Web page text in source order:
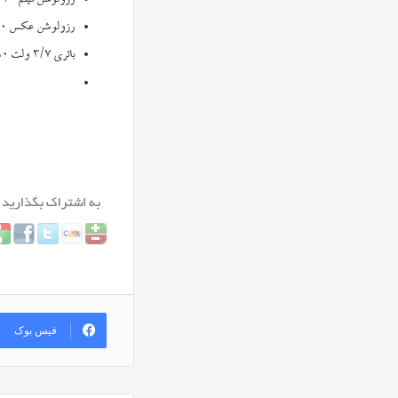
رزولوشن عکس ۱۲۸۰ × ۱۰۲۴
باتری ۳/۷ ولت ۲۸۰ میلی‌آمپر
فیس بوک